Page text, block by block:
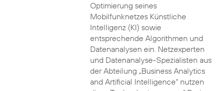
Optimierung seines
Mobilfunknetzes Künstliche
Intelligenz (KI) sowie
entsprechende Algorithmen und
Datenanalysen ein. Netzexperten
und Datenanalyse-Spezialisten aus
der Abteilung „Business Analytics
and Artificial Intelligence“ nutzen